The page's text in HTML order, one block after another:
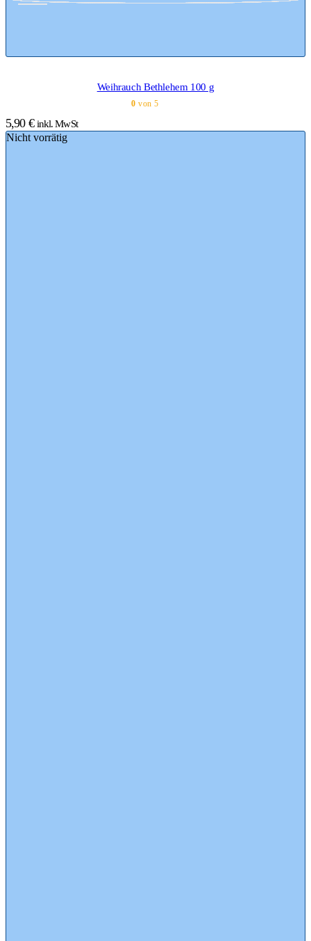
Weihrauch Bethlehem 100 g
0 von 5
5,90 € inkl. MwSt
Nicht vorrätig